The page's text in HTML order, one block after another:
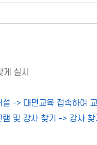
실시
-> 대면교육 접속하여
및 강사 찾기 -> 강사 찾